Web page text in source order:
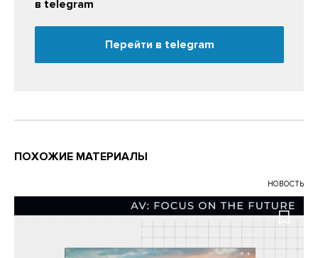
в telegram
Перейти в telegram
ПОХОЖИЕ МАТЕРИАЛЫ
НОВОСТЬ